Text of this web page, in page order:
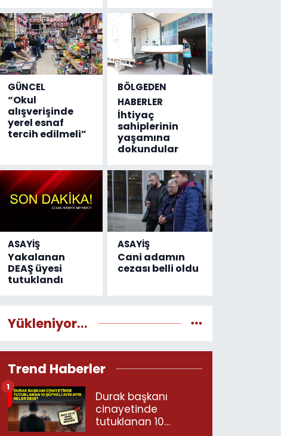
GÜNCEL
“Okul
alışverişinde
yerel esnaf
tercih edilmeli”
BÖLGEDEN
HABERLER
İhtiyaç
sahiplerinin
yaşamına
dokundular
ASAYİŞ
Yakalanan
DEAŞ üyesi
tutuklandı
ASAYİŞ
Cani adamın
cezası belli oldu
Yükleniyor...
Trend Haberler
Durak başkanı
cinayetinde
tutuklanan 10
1